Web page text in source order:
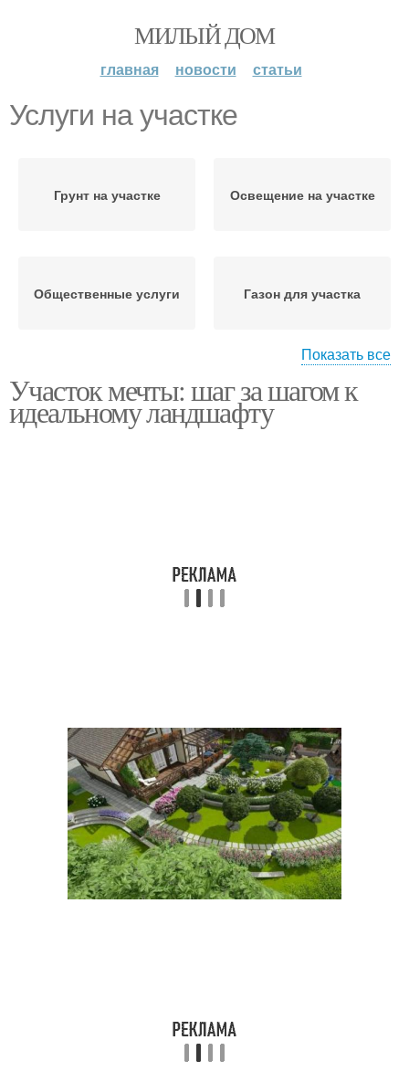
МИЛЫЙ ДОМ
главная новости статьи
Услуги на участке
Грунт на участке Освещение на участке
Общественные услуги Газон для участка
Отдых на участке Спорт на участке
Показать все
Участок мечты: шаг за шагом к
идеальному ландшафту